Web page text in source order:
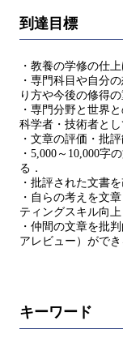
到達目標
・教養の学修の仕
・専門科目や自分
り方や今後の修得
・専門分野と世界
科学者・技術者とし
・文章の評価・批
・5,000～10,000字
る．
・批評された文書
・自らの考えを文
ティングスキル向上
・仲間の文章を批
アレビュー）ができ
キーワード